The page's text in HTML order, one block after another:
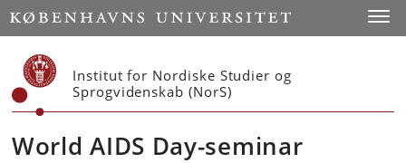
Start
Institut for Nordiske Studier og
Sprogvidenskab (NorS)
World AIDS Day-seminar